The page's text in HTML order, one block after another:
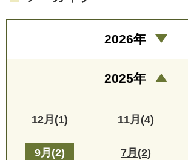
2026年
2025年
12月(1) 11月(4)
9月(2) 7月(2)